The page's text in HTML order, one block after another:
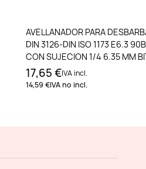
Añadir al
AVELLANADOR PARA
DIN 3126-DIN ISO 1173 E6.3
CON SUJECION 1/4 6.35 MM
QUADROBOX
17,65 €IVA incl.
14,59 €IVA no incl.